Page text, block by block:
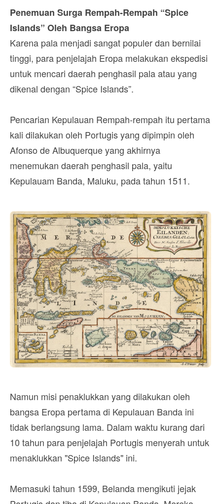
Penemuan Surga Rempah-Rempah “Spice
Islands” Oleh Bangsa Eropa
Karena pala menjadi sangat populer dan bernilai
tinggi, para penjelajah Eropa melakukan ekspedisi
untuk mencari daerah penghasil pala atau yang
dikenal dengan “Spice Islands”.
Pencarian Kepulauan Rempah-rempah itu pertama
kali dilakukan oleh Portugis yang dipimpin oleh
Afonso de Albuquerque yang akhirnya
menemukan daerah penghasil pala, yaitu
Kepulauam Banda, Maluku, pada tahun 1511.
Namun misi penaklukkan yang dilakukan oleh
bangsa Eropa pertama di Kepulauan Banda ini
tidak berlangsung lama. Dalam waktu kurang dari
10 tahun para penjelajah Portugis menyerah untuk
menaklukkan "Spice Islands" ini.
Memasuki tahun 1599, Belanda mengikuti jejak